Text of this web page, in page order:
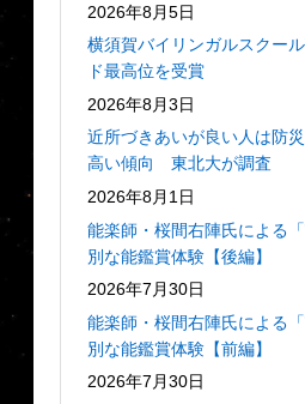
2026年8月5日
横須賀バイリンガルスクー
ド最高位を受賞
2026年8月3日
近所づきあいが良い人は防
高い傾向 東北大が調査
2026年8月1日
能楽師・桜間右陣氏による
別な能鑑賞体験【後編】
2026年7月30日
能楽師・桜間右陣氏による
別な能鑑賞体験【前編】
2026年7月30日